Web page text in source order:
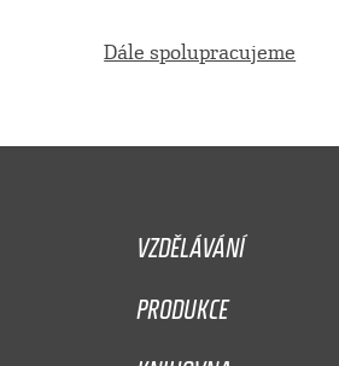
Dále spolupracujeme
VZDĚLÁVÁNÍ
PRODUKCE